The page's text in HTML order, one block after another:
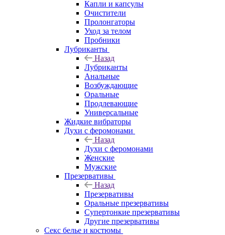
Капли и капсулы
Очистители
Пролонгаторы
Уход за телом
Пробники
Лубриканты
Назад
Лубриканты
Анальные
Возбуждающие
Оральные
Продлевающие
Универсальные
Жидкие вибраторы
Духи с феромонами
Назад
Духи с феромонами
Женские
Мужские
Презервативы
Назад
Презервативы
Оральные презервативы
Супертонкие презервативы
Другие презервативы
Секс белье и костюмы